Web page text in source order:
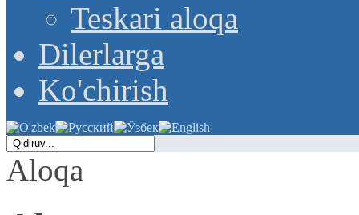
Teskari aloqa
Dilerlarga
Ko'chirish
Aloqa